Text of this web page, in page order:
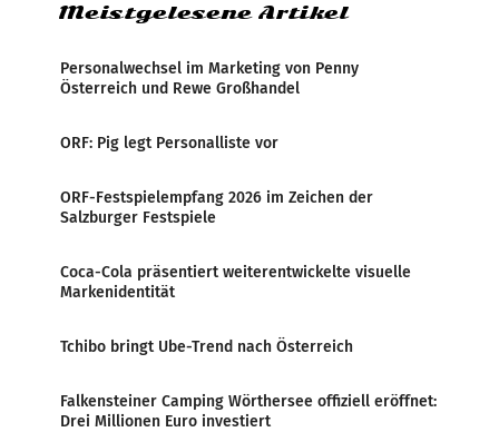
Meistgelesene Artikel
Personalwechsel im Marketing von Penny
Österreich und Rewe Großhandel
ORF: Pig legt Personalliste vor
ORF-Festspielempfang 2026 im Zeichen der
Salzburger Festspiele
Coca-Cola präsentiert weiterentwickelte visuelle
Markenidentität
Tchibo bringt Ube-Trend nach Österreich
Falkensteiner Camping Wörthersee offiziell eröffnet:
Drei Millionen Euro investiert